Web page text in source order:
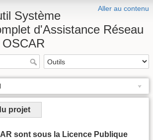
Aller au contenu
Système
d'Assistance Réseau
projet
sont sous la Licence Publique